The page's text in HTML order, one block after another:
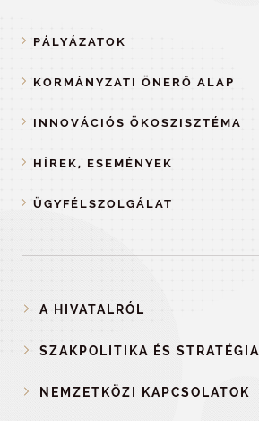
PÁLYÁZATOK
KORMÁNYZATI ÖNERŐ ALAP
INNOVÁCIÓS ÖKOSZISZTÉMA
HÍREK, ESEMÉNYEK
ÜGYFÉLSZOLGÁLAT
A HIVATALRÓL
SZAKPOLITIKA ÉS STRATÉGIA
NEMZETKÖZI KAPCSOLATOK